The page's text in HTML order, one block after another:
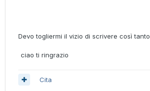
Devo togliermi il vizio di scrivere così tanto
ciao ti ringrazio
Cita